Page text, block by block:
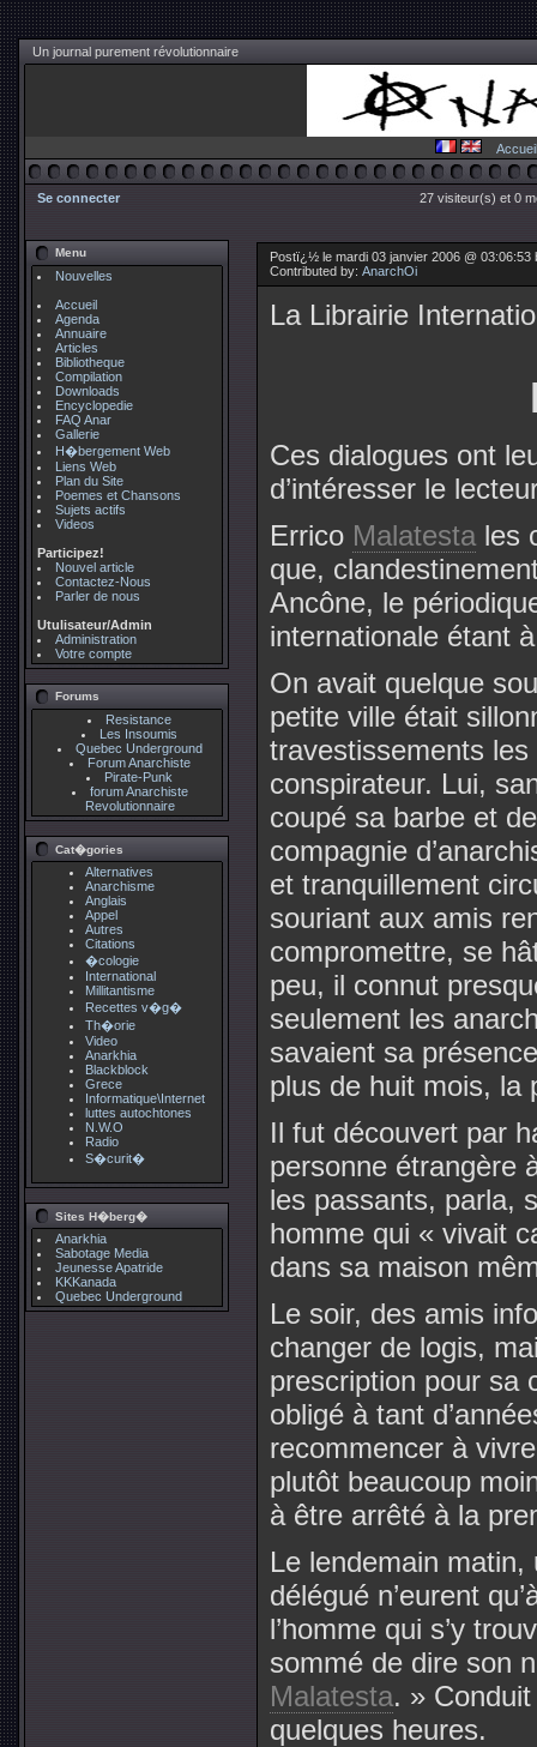
Un journal purement révolutionnaire
Accueil
Se connecter 27 visiteur(s) et 0
Menu
Nouvelles
Accueil
Agenda
Annuaire
Articles
Bibliotheque
Compilation
Downloads
Encyclopedie
FAQ Anar
Gallerie
H�bergement Web
Liens Web
Plan du Site
Poemes et Chansons
Sujets actifs
Videos
Participez!
Nouvel article
Contactez-Nous
Parler de nous
Utulisateur/Admin
Administration
Votre compte
Forums
Resistance
Les Insoumis
Quebec Underground
Forum Anarchiste
Pirate-Punk
forum Anarchiste
Revolutionnaire
Cat�gories
Alternatives
Anarchisme
Anglais
Appel
Autres
Citations
�cologie
International
Millitantisme
Recettes v�g�
Th�orie
Video
Anarkhia
Blackblock
Grece
Informatique\Internet
luttes autochtones
N.W.O
Radio
S�curit�
Sites H�berg�
Anarkhia
Sabotage Media
Jeunesse Apatride
KKKanada
Quebec Underground
Postï¿½ le mardi 03 janvier 2006 @ 03:06:53
Contributed by: AnarchOi
La Librairie
Ces dialogues ont
d’intéresser le
Errico Malatesta les
que,
Ancône, le
internationale étant
On avait quelque
petite ville était
travestissements
conspirateur. Lui,
coupé sa barbe et
compagnie
et tranquillement
souriant aux amis
compromettre, se
peu, il connut
seulement les
savaient sa
plus de huit mois, la
Il fut découvert par
personne étrangère
les passants, parla,
homme qui « vivait
dans sa maison
Le soir, des amis
changer de logis,
prescription pour sa
obligé à tant
recommencer à
plutôt beaucoup
à être arrêté à la
Le lendemain matin,
délégué n’eurent
l’homme qui s’y
sommé de dire son
Malatesta. »
quelques heures.